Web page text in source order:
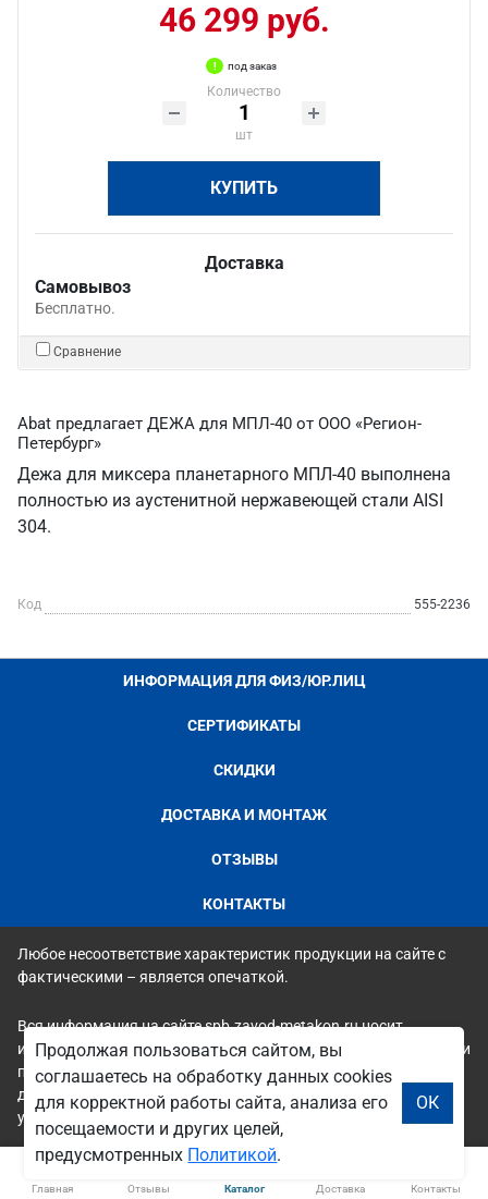
46 299 руб.
под заказ
Количество
шт
КУПИТЬ
Доставка
Самовывоз
Бесплатно.
Сравнение
Abat предлагает ДЕЖА для МПЛ-40 от ООО «Регион-
Петербург»
Дежа для миксера планетарного МПЛ-40 выполнена
полностью из аустенитной нержавеющей стали AISI
304.
Код 555-2236
ИНФОРМАЦИЯ ДЛЯ ФИЗ/ЮР.ЛИЦ
СЕРТИФИКАТЫ
СКИДКИ
ДОСТАВКА И МОНТАЖ
ОТЗЫВЫ
КОНТАКТЫ
Любое несоответствие характеристик продукции на сайте с
фактическими – является опечаткой.
Вся информация на сайте spb.zavod-metakon.ru носит
исключительно ознакомительный и справочный характер и ни
при каких условиях не является публичной офертой. Всю
дополнительную информацию можно узнать по телефонам
указанным на сайте.
Главная Отзывы Каталог Доставка Контакты
Продолжая пользоваться сайтом, вы
соглашаетесь на обработку данных cookies
для корректной работы сайта, анализа его
посещаемости и других целей,
предусмотренных Политикой.
ОК